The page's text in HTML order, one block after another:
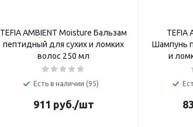
TEFIA AMBIENT Moisture Бальзам
пептидный для сухих и ломких
волос 250 мл
Есть в наличии (95)
911 руб./шт
TEFIA
Шампунь
и